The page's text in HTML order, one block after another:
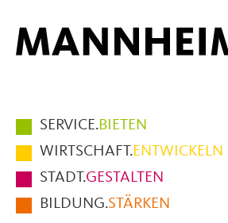
Hauptmenüpunkte
im
Fußbereich
der
Seite
SERVICE.BIETEN
WIRTSCHAFT.ENTWICKELN
STADT.GESTALTEN
BILDUNG.STÄRKEN